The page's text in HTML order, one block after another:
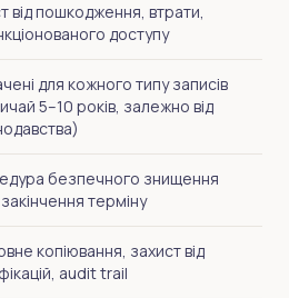
від пошкодження, втрати,
доступу
для кожного типу записів
5–10 років, залежно від
безпечного знищення
терміну
копіювання, захист від
audit trail